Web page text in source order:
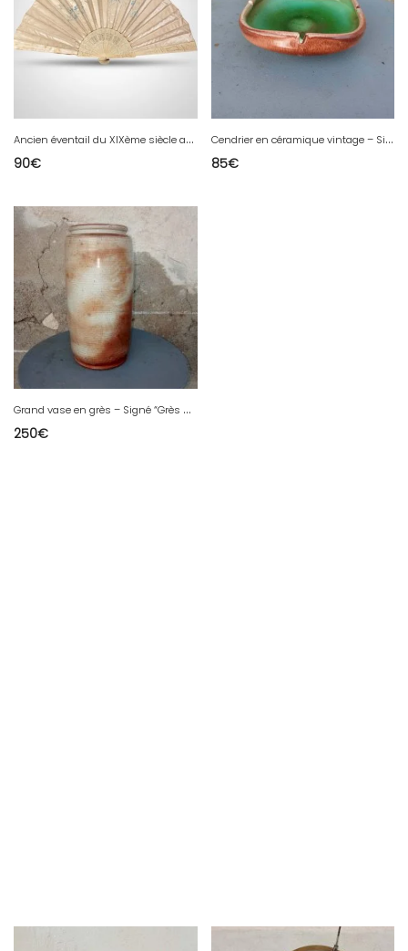
A
ncien éventail du XIXème siècle au décors japonisant. Belle taille.
90€
C
endrier en céramique vintage – Signature à déchiffrer
85€
G
rand vase en grès – Signé “Grès du Marais France”
250€